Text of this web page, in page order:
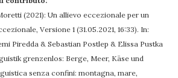
(2021): Un allievo eccezionale per un
Versione 1 (31.05.2021, 16:33). In:
Piredda & Sebastian Postlep & Elissa Pustka
grenzenlos: Berge, Meer, Käse und
senza confini: montagna, mare,